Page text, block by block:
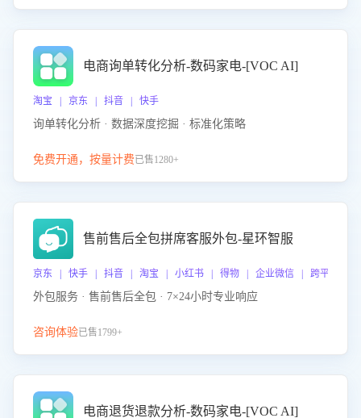
电商询单转化分析-数码家电-[VOC AI]
淘宝 | 京东 | 抖音 | 快手
询单转化分析 · 数据深度挖掘 · 标准化策略
免费开通，按量计费已售1280+
售前售后全包拼席客服外包-星环智服
京东 | 快手 | 抖音 | 淘宝 | 小红书 | 得物 | 企业微信 | 跨平台
外包服务 · 售前售后全包 · 7×24小时专业响应
咨询体验已售1799+
电商退货退款分析-数码家电-[VOC AI]